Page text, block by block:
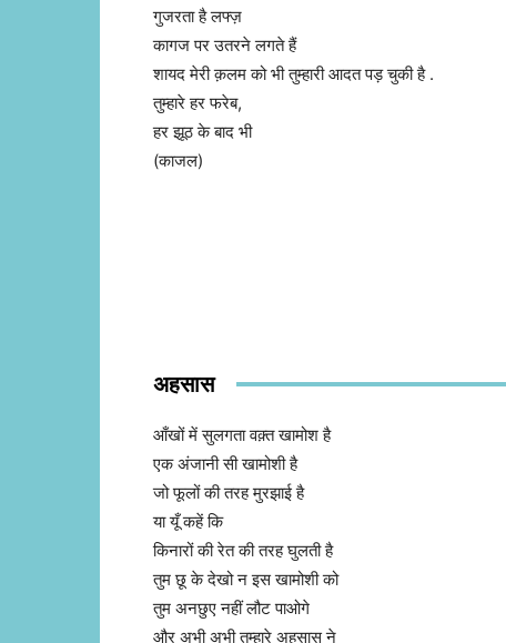
गुजरता है लफ्ज़
कागज पर उतरने लगते हैं
शायद मेरी क़लम को भी तुम्हारी आदत पड़ चुकी है .
तुम्हारे हर फरेब,
हर झूठ के बाद भी
(काजल)
अहसास
आँखों में सुलगता वक़्त खामोश है
एक अंजानी सी खामोशी है
जो फूलों की तरह मुरझाई है
या यूँ कहें कि
किनारों की रेत की तरह घुलती है
तुम छू के देखो न इस खामोशी को
तुम अनछुए नहीं लौट पाओगे
और अभी अभी तुम्हारे अहसास ने